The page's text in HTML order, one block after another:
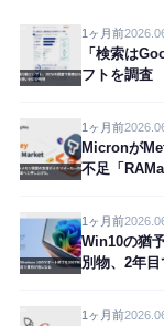
1ヶ月前
「検索は
フトを調査
1ヶ月前
Micronが
不足「
1ヶ月前
Win10の猶
別物、2年
1ヶ月前